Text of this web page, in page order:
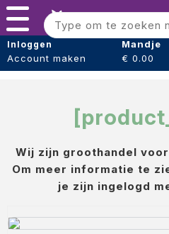
Menu
Bloomshaper
Kleintje knip +
Folie (Verpakking)
Boeket hoezen
Error: product not found or
#9914Error: product not
#9914
Inloggen
Account maken
Mandje
€ 0.00
Wij zijn groothandel
Om meer informatie te
je zijn ingelogd